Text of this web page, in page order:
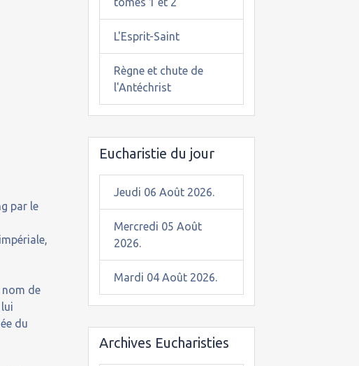
par le
nom de
du
L'Esprit-Saint
Règne et chute de
l'Antéchrist
Eucharistie du jour
Jeudi 06 Août 2026.
Mercredi 05 Août
2026.
Mardi 04 Août 2026.
Archives Eucharisties